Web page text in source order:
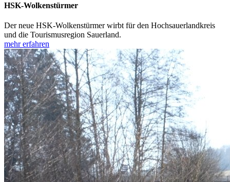
HSK-Wolkenstürmer
Der neue HSK-Wolkenstürmer wirbt für den Hochsauerlandkreis
und die Tourismusregion Sauerland.
mehr erfahren